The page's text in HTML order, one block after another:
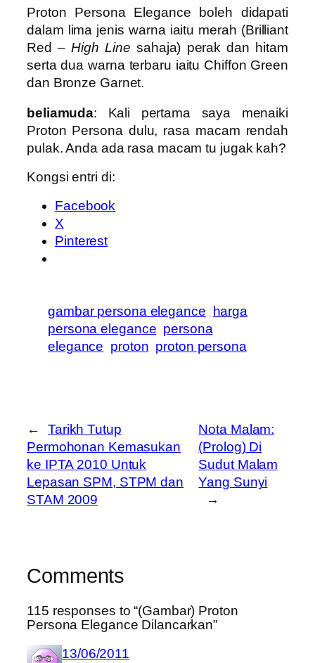
Proton Persona Elegance boleh didapati
dalam lima jenis warna iaitu merah (Brilliant
Red –High Line sahaja) perak dan hitam
serta dua warna terbaru iaitu Chiffon Green
dan Bronze Garnet.
beliamuda: Kali pertama saya menaiki
Proton Persona dulu, rasa macam rendah
pulak. Anda ada rasa macam tu jugak kah?
Kongsi entri di:
Facebook
X
Pinterest
gambar persona elegance
harga
persona elegance persona
elegance proton proton persona
←
Tarikh Tutup
Permohonan Kemasukan
ke IPTA 2010 Untuk
Lepasan SPM, STPM dan
STAM 2009
Nota Malam:
(Prolog) Di
Sudut Malam
Yang Sunyi
→
Comments
115 responses to “(Gambar) Proton
Persona Elegance Dilancarkan”
13/06/2011